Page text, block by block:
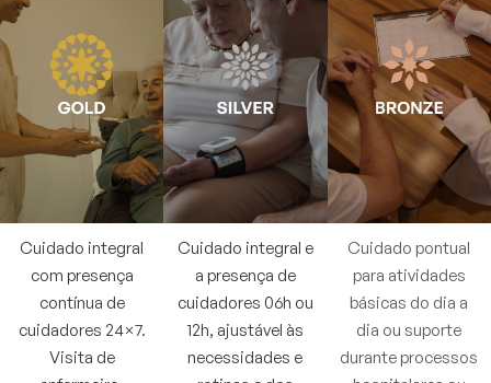
Cuidado integral
com presença
contínua de
cuidadores 24×7.
Visita de
Cuidado integral e
a presença de
cuidadores 06h ou
12h, ajustável às
necessidades e
Cuidado pontual
para atividades
básicas do dia a
dia ou suporte
durante processos